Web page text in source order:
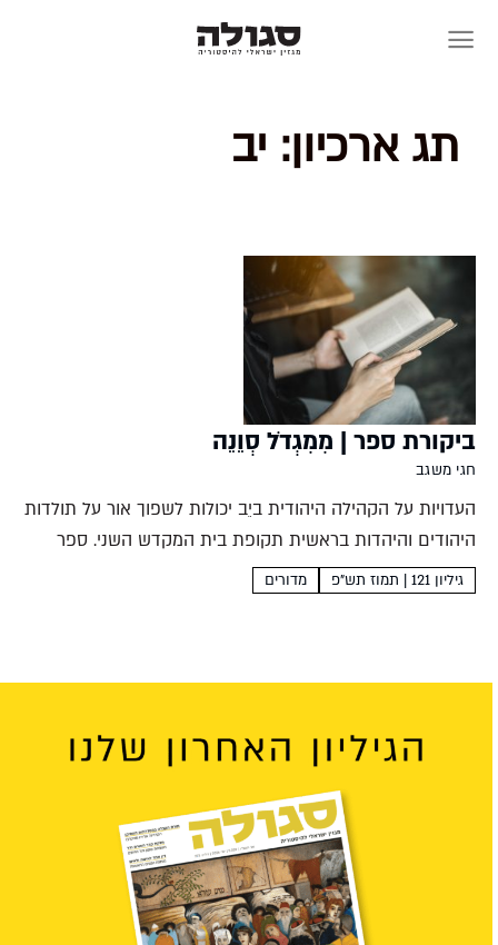
תג ארכיון: יב
ביקורת ספר | מִמִגְדֹל סְוֵנֵה
חגי משגב
העדויות על הקהילה היהודית ביֵב יכולות לשפוך אור על תולדות
היהודים והיהדות בראשית תקופת בית המקדש השני. ספר
חדש מביא את התעודות בתרגום לעברית, אך נכשל בשיקוף
גיליון 121 | תמוז תש"פ מדורים